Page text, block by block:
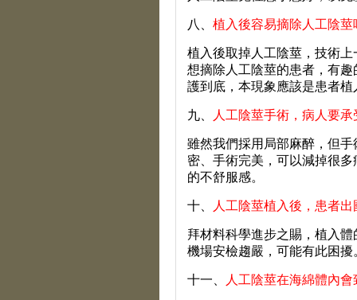
八、 植入後容易摘除人工陰莖
植入後取掉人工陰莖，技術
想摘除人工陰莖的患者，有
護到底，本現象應該是患者植
九、 人工陰莖手術，病人要
雖然我們採用局部麻醉，但
密、手術完美，可以減掉很
的不舒服感。
十、 人工陰莖植入後，患者
拜材料科學進步之賜，植入
機場安檢趨嚴，可能有此困擾
十一、 人工陰莖在海綿體內會